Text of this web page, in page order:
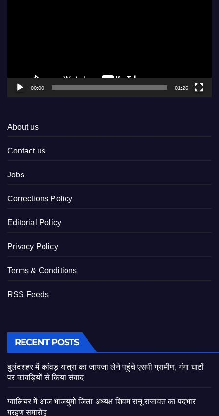
00:00 01:26
About us
Contact us
Jobs
Corrections Policy
Editorial Policy
Privacy Policy
Terms & Conditions
RSS Feeds
RECENT POSTS
बुलंदशहर में कांवड़ यात्रा का जायजा लेने पहुंचे एसपी ग्रामीण, गंगा घाटों
पर कांवड़ियों से किया संवाद
ग्वालियर में आज भाजयुमो जिला अध्यक्ष शिवम रानू राजावत का पदभार
ग्रहण समारोह